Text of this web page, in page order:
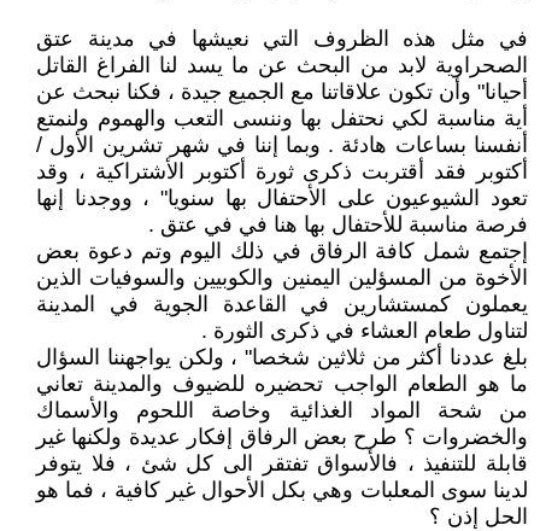
في مثل هذه الظروف التي نعيشها في مدينة عتق
الصحراوية لابد من البحث عن ما يسد لنا الفراغ القاتل
أحيانا" وأن تكون علاقاتنا مع الجميع جيدة ، فكنا نبحث عن
أية مناسبة لكي نحتفل بها وننسى التعب والهموم ولنمتع
أنفسنا بساعات هادئة . وبما إننا في شهر تشرين الأول /
أكتوبر فقد أقتربت ذكرى ثورة أكتوبر الأشتراكية ، وقد
تعود الشيوعيون على الأحتفال بها سنويا" ، ووجدنا إنها
فرصة مناسبة للأحتفال بها هنا في في عتق .
إجتمع شمل كافة الرفاق في ذلك اليوم وتم دعوة بعض
الأخوة من المسؤلين اليمنين والكوبيين والسوفيات الذين
يعملون كمستشارين في القاعدة الجوية في المدينة
لتناول طعام العشاء في ذكرى الثورة .
بلغ عددنا أكثر من ثلاثين شخصا" ، ولكن يواجهننا السؤال
ما هو الطعام الواجب تحضيره للضيوف والمدينة تعاني
من شحة المواد الغذائية وخاصة اللحوم والأسماك
والخضروات ؟ طرح بعض الرفاق إفكار عديدة ولكنها غير
قابلة للتنفيذ ، فالأسواق تفتقر الى كل شئ ، فلا يتوفر
لدينا سوى المعلبات وهي بكل الأحوال غير كافية ، فما هو
الحل إذن ؟